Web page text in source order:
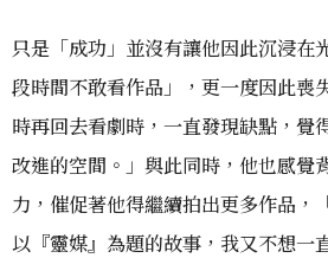
只是「成功」並沒有讓他因此沉浸在
段時間不敢看作品」，更一度因此喪
時再回去看劇時，一直發現缺點，覺
改進的空間。」與此同時，他也感覺
力，催促著他得繼續拍出更多作品，
以『靈媒』為題的故事，我又不想一